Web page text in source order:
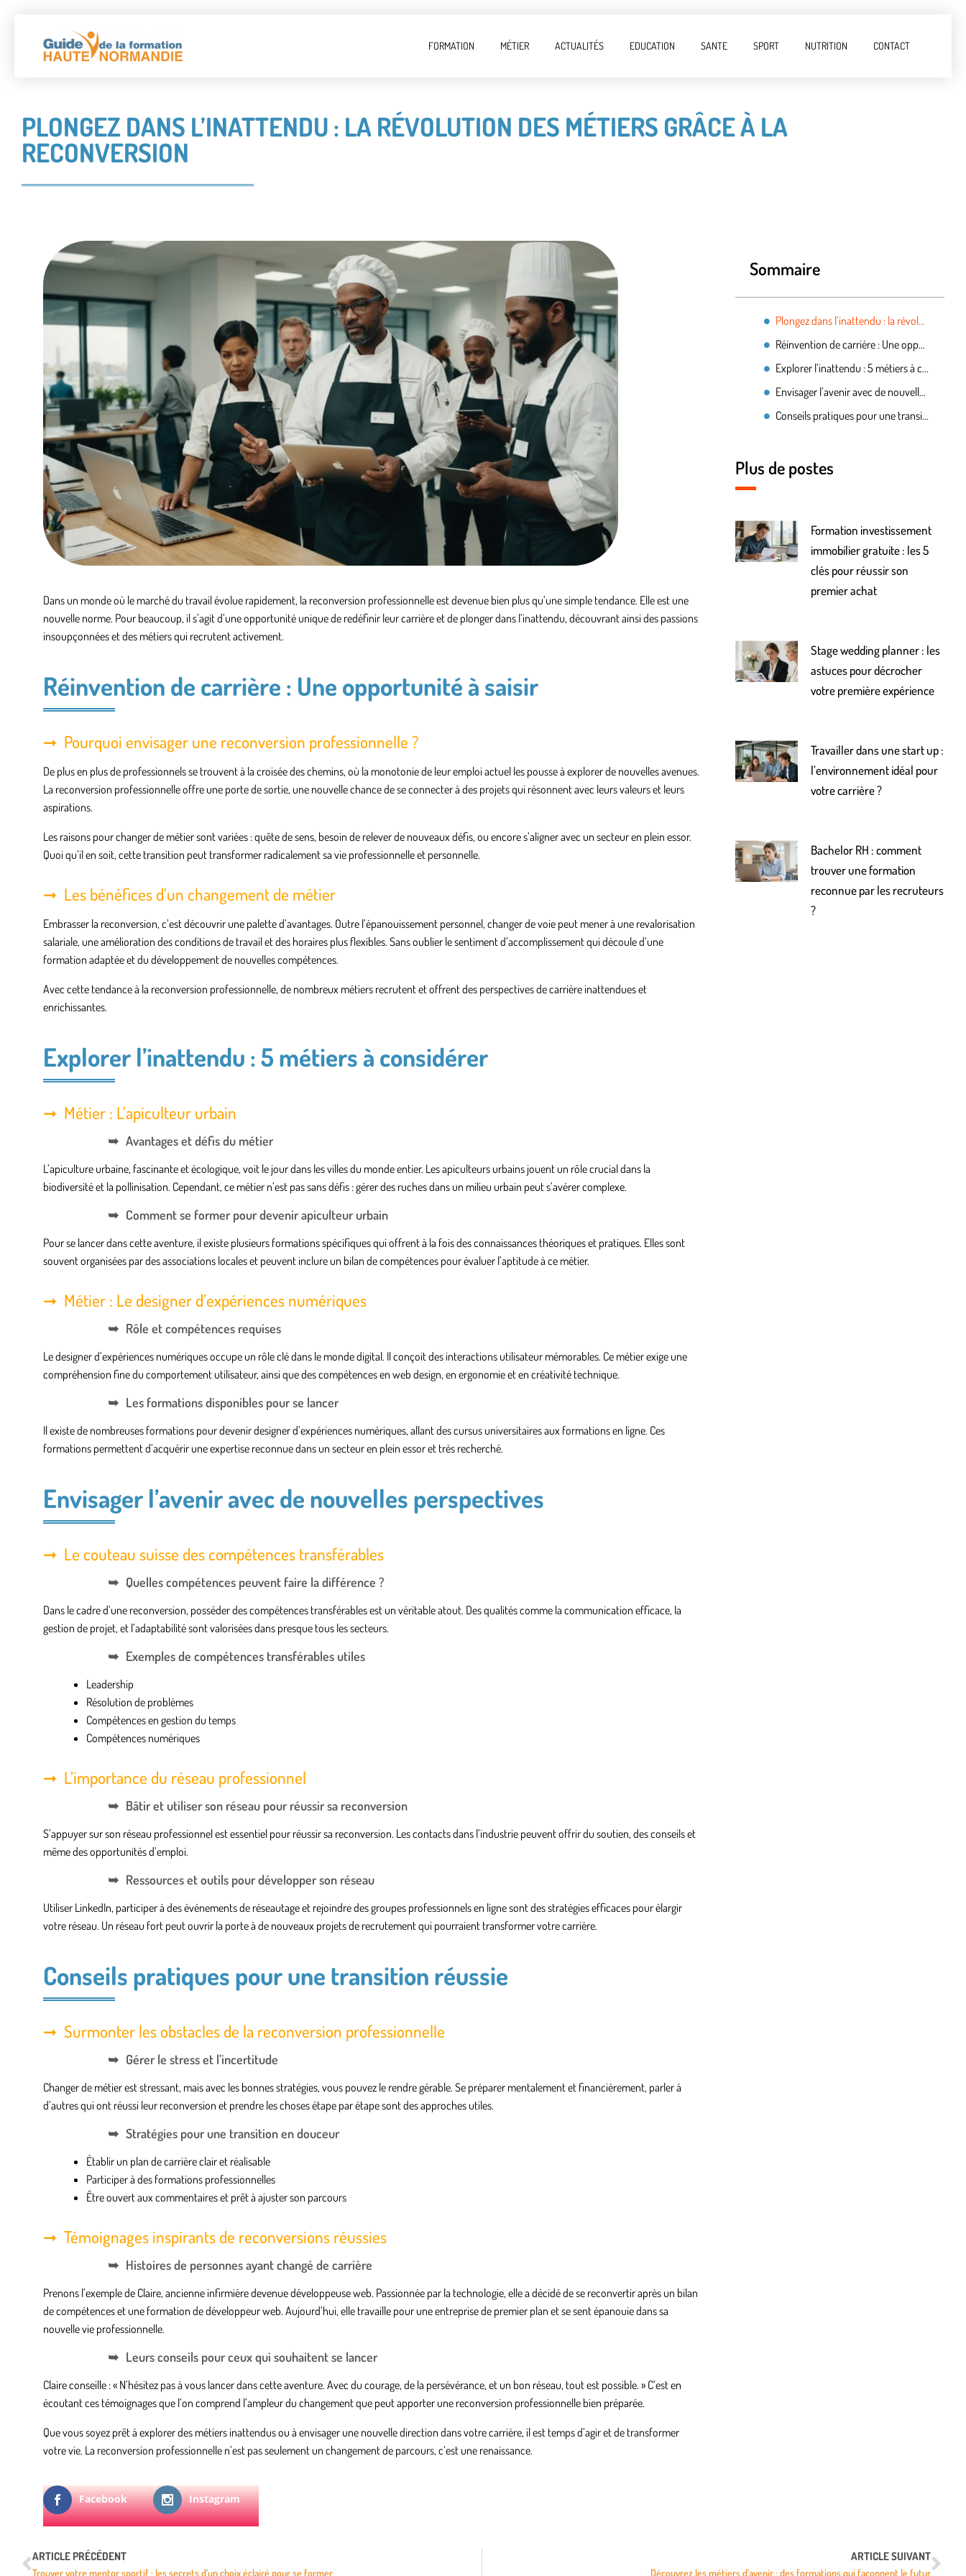
FORMATION MÉTIER ACTUALITÉS EDUCATION SANTE SPORT NUTRITION CONTACT
PLONGEZ DANS L’INATTENDU : LA RÉVOLUTION DES MÉTIERS GRÂCE À LA
RECONVERSION
Dans un monde où le marché du travail évolue rapidement, la reconversion professionnelle est devenue bien plus qu’une simple tendance. Elle est une
nouvelle norme. Pour beaucoup, il s’agit d’une opportunité unique de redéfinir leur carrière et de plonger dans l’inattendu, découvrant ainsi des passions
insoupçonnées et des métiers qui recrutent activement.
Réinvention de carrière : Une opportunité à saisir
Pourquoi envisager une reconversion professionnelle ?
De plus en plus de professionnels se trouvent à la croisée des chemins, où la monotonie de leur emploi actuel les pousse à explorer de nouvelles avenues.
La reconversion professionnelle offre une porte de sortie, une nouvelle chance de se connecter à des projets qui résonnent avec leurs valeurs et leurs
aspirations.
Les raisons pour changer de métier sont variées : quête de sens, besoin de relever de nouveaux défis, ou encore s’aligner avec un secteur en plein essor.
Quoi qu’il en soit, cette transition peut transformer radicalement sa vie professionnelle et personnelle.
Les bénéfices d’un changement de métier
Embrasser la reconversion, c’est découvrir une palette d’avantages. Outre l’épanouissement personnel, changer de voie peut mener à une revalorisation
salariale, une amélioration des conditions de travail et des horaires plus flexibles. Sans oublier le sentiment d’accomplissement qui découle d’une
formation adaptée et du développement de nouvelles compétences.
Avec cette tendance à la reconversion professionnelle, de nombreux métiers recrutent et offrent des perspectives de carrière inattendues et
enrichissantes.
Explorer l’inattendu : 5 métiers à considérer
Métier : L’apiculteur urbain
Avantages et défis du métier
L’apiculture urbaine, fascinante et écologique, voit le jour dans les villes du monde entier. Les apiculteurs urbains jouent un rôle crucial dans la
biodiversité et la pollinisation. Cependant, ce métier n’est pas sans défis : gérer des ruches dans un milieu urbain peut s’avérer complexe.
Comment se former pour devenir apiculteur urbain
Pour se lancer dans cette aventure, il existe plusieurs formations spécifiques qui offrent à la fois des connaissances théoriques et pratiques. Elles sont
souvent organisées par des associations locales et peuvent inclure un bilan de compétences pour évaluer l’aptitude à ce métier.
Métier : Le designer d’expériences numériques
Rôle et compétences requises
Le designer d’expériences numériques occupe un rôle clé dans le monde digital. Il conçoit des interactions utilisateur mémorables. Ce métier exige une
compréhension fine du comportement utilisateur, ainsi que des compétences en web design, en ergonomie et en créativité technique.
Les formations disponibles pour se lancer
Il existe de nombreuses formations pour devenir designer d’expériences numériques, allant des cursus universitaires aux formations en ligne. Ces
formations permettent d’acquérir une expertise reconnue dans un secteur en plein essor et très recherché.
Envisager l’avenir avec de nouvelles perspectives
Le couteau suisse des compétences transférables
Quelles compétences peuvent faire la différence ?
Dans le cadre d’une reconversion, posséder des compétences transférables est un véritable atout. Des qualités comme la communication efficace, la
gestion de projet, et l’adaptabilité sont valorisées dans presque tous les secteurs.
Exemples de compétences transférables utiles
Leadership
Résolution de problèmes
Compétences en gestion du temps
Compétences numériques
L’importance du réseau professionnel
Bâtir et utiliser son réseau pour réussir sa reconversion
S’appuyer sur son réseau professionnel est essentiel pour réussir sa reconversion. Les contacts dans l’industrie peuvent offrir du soutien, des conseils et
même des opportunités d’emploi.
Ressources et outils pour développer son réseau
Utiliser LinkedIn, participer à des événements de réseautage et rejoindre des groupes professionnels en ligne sont des stratégies efficaces pour élargir
votre réseau. Un réseau fort peut ouvrir la porte à de nouveaux projets de recrutement qui pourraient transformer votre carrière.
Conseils pratiques pour une transition réussie
Surmonter les obstacles de la reconversion professionnelle
Gérer le stress et l’incertitude
Changer de métier est stressant, mais avec les bonnes stratégies, vous pouvez le rendre gérable. Se préparer mentalement et financièrement, parler à
d’autres qui ont réussi leur reconversion et prendre les choses étape par étape sont des approches utiles.
Stratégies pour une transition en douceur
Établir un plan de carrière clair et réalisable
Participer à des formations professionnelles
Être ouvert aux commentaires et prêt à ajuster son parcours
Témoignages inspirants de reconversions réussies
Histoires de personnes ayant changé de carrière
Prenons l’exemple de Claire, ancienne infirmière devenue développeuse web. Passionnée par la technologie, elle a décidé de se reconvertir après un bilan
de compétences et une formation de développeur web. Aujourd’hui, elle travaille pour une entreprise de premier plan et se sent épanouie dans sa
nouvelle vie professionnelle.
Leurs conseils pour ceux qui souhaitent se lancer
Claire conseille : « N’hésitez pas à vous lancer dans cette aventure. Avec du courage, de la persévérance, et un bon réseau, tout est possible. » C’est en
écoutant ces témoignages que l’on comprend l’ampleur du changement que peut apporter une reconversion professionnelle bien préparée.
Que vous soyez prêt à explorer des métiers inattendus ou à envisager une nouvelle direction dans votre carrière, il est temps d’agir et de transformer
votre vie. La reconversion professionnelle n’est pas seulement un changement de parcours, c’est une renaissance.
Facebook Instagram
Sommaire
Plongez dans l’inattendu : la révolution des métiers grâce à la reconversion
Réinvention de carrière : Une opportunité à saisir
Explorer l’inattendu : 5 métiers à considérer
Envisager l’avenir avec de nouvelles perspectives
Conseils pratiques pour une transition réussie
Plus de postes
Formation investissement
immobilier gratuite : les 5
clés pour réussir son
premier achat
Stage wedding planner : les
astuces pour décrocher
votre première expérience
Travailler dans une start up :
l’environnement idéal pour
votre carrière ?
Bachelor RH : comment
trouver une formation
reconnue par les recruteurs
?
ARTICLE PRÉCÉDENT
Trouver votre mentor sportif : les secrets d’un choix éclairé pour se former
ARTICLE SUIVANT
Découvrez les métiers d’avenir : des formations qui façonnent le futur